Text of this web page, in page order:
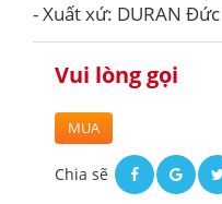
- Xuất xứ: DURAN Đức
Vui lòng gọi
MUA
Chia sẽ